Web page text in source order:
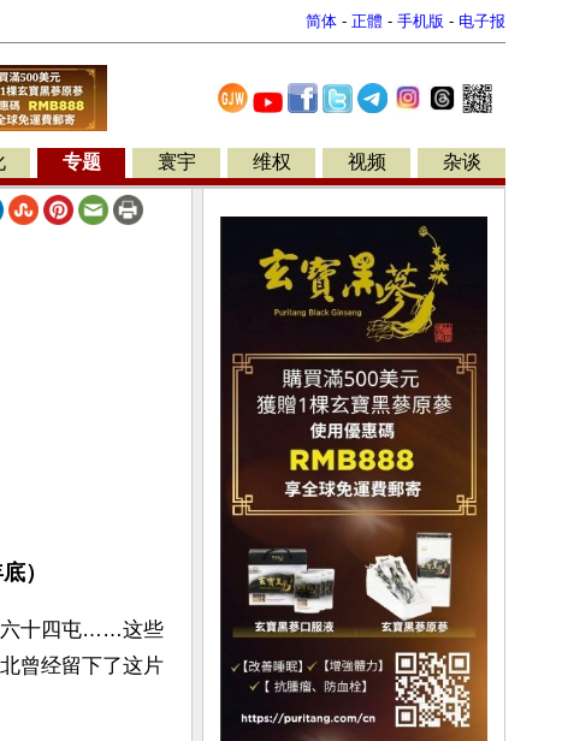
简体 - 正體 - 手机版 - 电子报
专题 寰宇 维权 视频 杂谈
）
六十四屯……这些
曾经留下了这片